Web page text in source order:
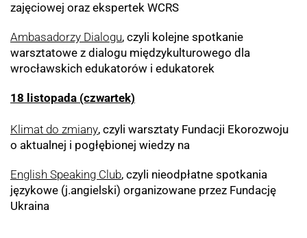
zajęciowej oraz ekspertek WCRS
Ambasadorzy Dialogu, czyli kolejne spotkanie
warsztatowe z dialogu międzykulturowego dla
wrocławskich edukatorów i edukatorek
18 listopada (czwartek)
Klimat do zmiany, czyli warsztaty Fundacji Ekorozwoju
o aktualnej i pogłębionej wiedzy na
English Speaking Club, czyli nieodpłatne spotkania
językowe (j.angielski) organizowane przez Fundację
Ukraina